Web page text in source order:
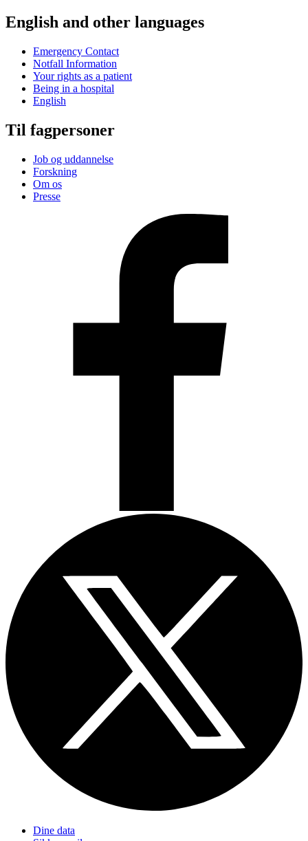
English and other languages
Emergency Contact
Notfall Information
Your rights as a patient
Being in a hospital
English
Til fagpersoner
Job og uddannelse
Forskning
Om os
Presse
Dine data